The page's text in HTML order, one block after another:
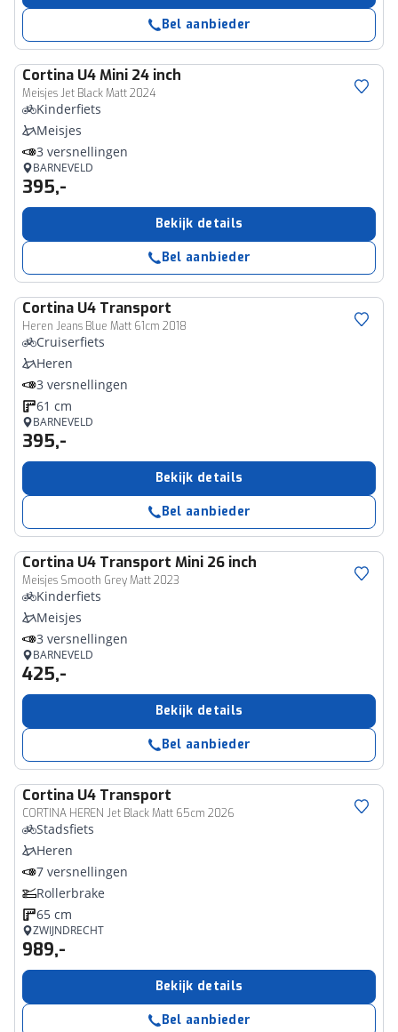
Bel aanbieder
Cortina U4 Mini 24 inch
Meisjes Jet Black Matt 2024
Kinderfiets
Meisjes
3 versnellingen
BARNEVELD
395,-
Bekijk details
Bel aanbieder
Cortina U4 Transport
Heren Jeans Blue Matt 61cm 2018
Cruiserfiets
Heren
3 versnellingen
61 cm
BARNEVELD
395,-
Bekijk details
Bel aanbieder
Cortina U4 Transport Mini 26 inch
Meisjes Smooth Grey Matt 2023
Kinderfiets
Meisjes
3 versnellingen
BARNEVELD
425,-
Bekijk details
Bel aanbieder
Cortina U4 Transport
CORTINA HEREN Jet Black Matt 65cm 2026
Stadsfiets
Heren
7 versnellingen
Rollerbrake
65 cm
ZWIJNDRECHT
989,-
Bekijk details
Bel aanbieder